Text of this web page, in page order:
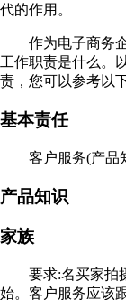
代的作用。
作为电子商务企
工作职责是什么。
责，您可以参考以
基本责任
客户服务(产品知
产品知识
家族
要求:名买家拍摄
始。客户服务应该